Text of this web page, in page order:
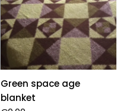
Green space age
blanket